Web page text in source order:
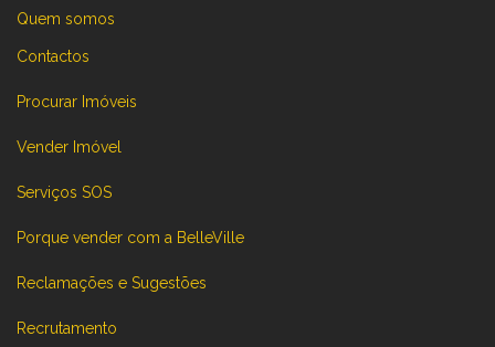
Quem somos
Contactos
Procurar Imóveis
Vender Imóvel
Serviços SOS
Porque vender com a BelleVille
Reclamações e Sugestões
Recrutamento